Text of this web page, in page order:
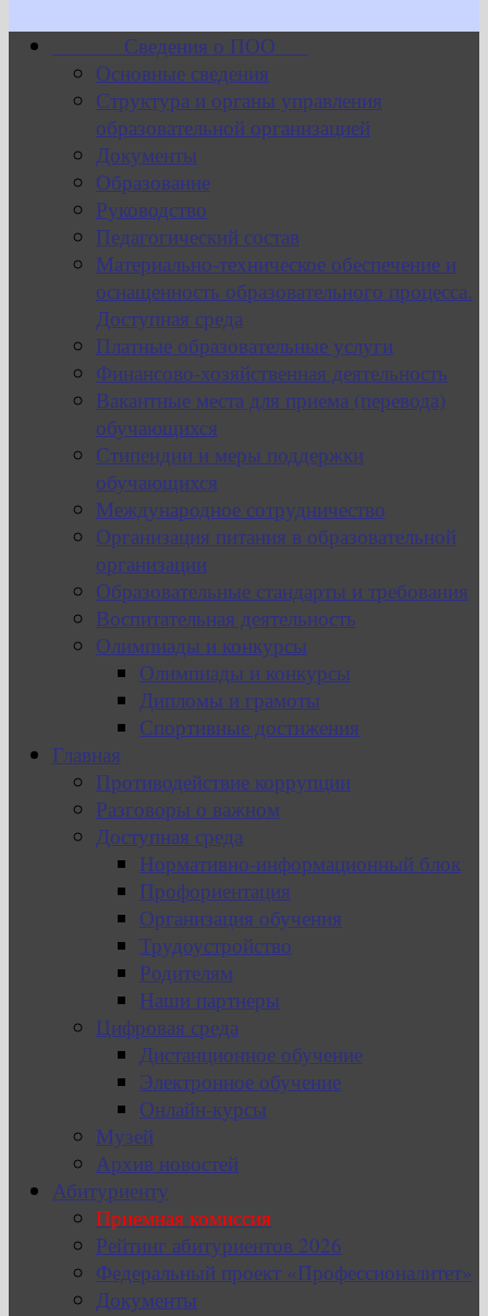
Сведения о ПОО
Основные сведения
Структура и органы управления
образовательной организацией
Документы
Образование
Руководство
Педагогический состав
Материально-техническое обеспечение и
оснащенность образовательного процесса.
Доступная среда
Платные образовательные услуги
Финансово-хозяйственная деятельность
Вакантные места для приема (перевода)
обучающихся
Стипендии и меры поддержки
обучающихся
Международное сотрудничество
Организация питания в образовательной
организации
Образовательные стандарты и требования
Воспитательная деятельность
Олимпиады и конкурсы
Олимпиады и конкурсы
Дипломы и грамоты
Спортивные достижения
Главная
Противодействие коррупции
Разговоры о важном
Доступная среда
Нормативно-информационный блок
Профориентация
Организация обучения
Трудоустройство
Родителям
Наши партнеры
Цифровая среда
Дистанционное обучение
Электронное обучение
Онлайн-курсы
Музей
Архив новостей
Абитуриенту
Приемная комиссия
Рейтинг абитуриентов 2026
Федеральный проект «Профессионалитет»
Документы